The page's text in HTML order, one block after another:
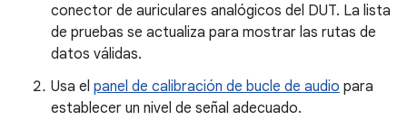
conector de auriculares analógicos del DUT. La lista
de pruebas se actualiza para mostrar las rutas de
datos válidas.
Usa el panel de calibración de bucle de audio para
establecer un nivel de señal adecuado.